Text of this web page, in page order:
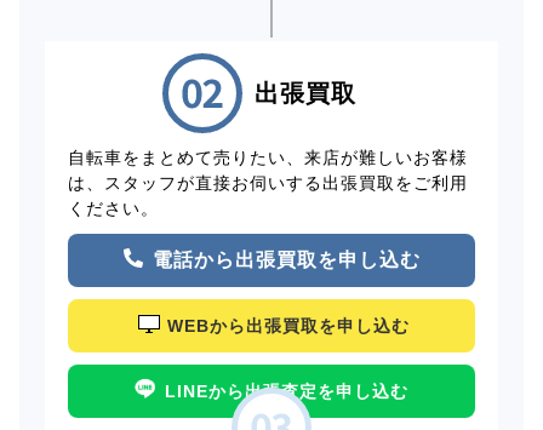
出張買取
自転車をまとめて売りたい、来店が難しいお客様
は、スタッフが直接お伺いする出張買取をご利用
ください。
電話から出張買取を申し込む
WEBから出張買取を申し込む
LINEから出張査定を申し込む